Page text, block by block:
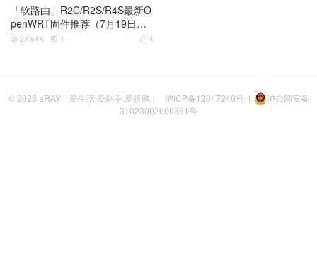
「软路由」R2C/R2S/R4S最新O
penWRT固件推荐（7月19日更
新）
 4
 27.54K  1
© 2026 aRAY「爱生活.爱剁手.爱折腾」 沪ICP备12047240号-1
沪公网安备
31023002000361号